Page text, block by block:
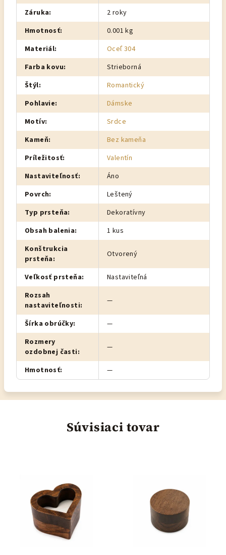
Záruka:
2 roky
Hmotnosť:
0.001 kg
Materiál:
Oceľ 304
Farba kovu:
Strieborná
Štýl:
Romantický
Pohlavie:
Dámske
Motív:
Srdce
Kameň:
Bez kameňa
Príležitosť:
Valentín
Nastaviteľnosť:
Áno
Povrch:
Leštený
Typ prsteňa:
Dekoratívny
Obsah balenia:
1 kus
Konštrukcia
prsteňa: Otvorený
Veľkosť prsteňa:
Nastaviteľná
Rozsah
nastaviteľnosti: —
Šírka obrúčky:
—
Rozmery
ozdobnej časti: —
Hmotnosť: —
Súvisiaci tovar